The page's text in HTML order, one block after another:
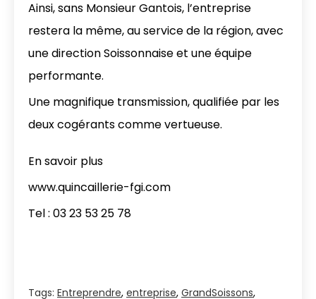
Ainsi, sans Monsieur Gantois, l’entreprise
restera la même, au service de la région, avec
une direction Soissonnaise et une équipe
performante.
Une magnifique transmission, qualifiée par les
deux cogérants comme vertueuse.
En savoir plus
www.quincaillerie-fgi.com
Tel : 03 23 53 25 78
Tags: Entreprendre, entreprise, GrandSoissons,